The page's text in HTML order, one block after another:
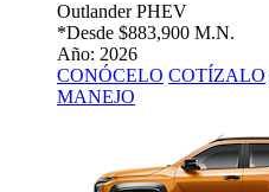
Outlander PHEV
*Desde $883,900 M.N.
Año: 2026
CONÓCELO COTÍZALO
MANEJO